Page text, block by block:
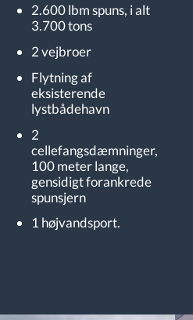
2.600 lbm spuns, i alt
3.700 tons
2 vejbroer
Flytning af
eksisterende
lystbådehavn
2
cellefangsdæmninger,
100 meter lange,
gensidigt forankrede
spunsjern
1 højvandsport.